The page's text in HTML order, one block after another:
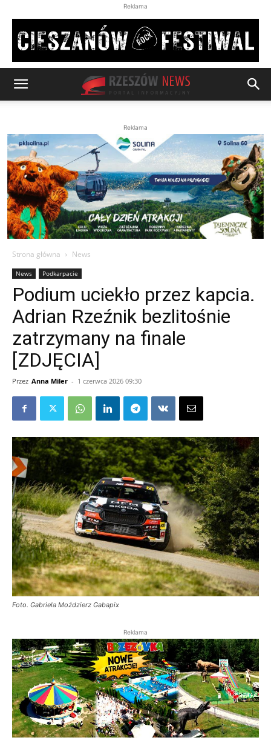
Reklama
Reklama
Strona główna News
News Podkarpacie
Podium uciekło przez kapcia.
Adrian Rzeźnik bezlitośnie
zatrzymany na finale
[ZDJĘCIA]
Przez Anna Miler - 1 czerwca 2026 09:30
Foto. Gabriela Moździerz Gabapix
Reklama